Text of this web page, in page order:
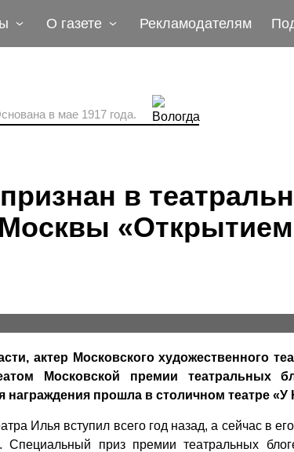
О газете Рекламодателям
в мае 1917 года.
в
«Открытием
актер Московского художественного
Московской премии театральных
прошла в столичном театре «У
Илья вступил всего год назад, а сейчас в
приз премии театральных